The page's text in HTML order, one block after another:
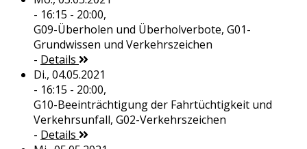
- 16:15 - 20:00,
G09-Überholen und Überholverbote, G01-
Grundwissen und Verkehrszeichen
- Details
Di., 04.05.2021
- 16:15 - 20:00,
G10-Beeinträchtigung der Fahrtüchtigkeit und
Verkehrsunfall, G02-Verkehrszeichen
- Details